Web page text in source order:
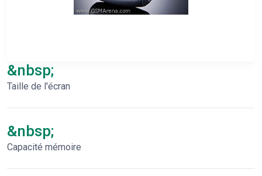
&nbsp;
Taille de l'écran
&nbsp;
Capacité mémoire